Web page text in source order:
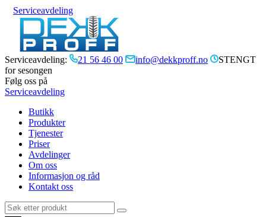
Serviceavdeling
Serviceavdeling: 21 56 46 00 info@dekkproff.no
STENGT
for sesongen
Følg oss på
Serviceavdeling
Butikk
Produkter
Tjenester
Priser
Avdelinger
Om oss
Informasjon og råd
Kontakt oss